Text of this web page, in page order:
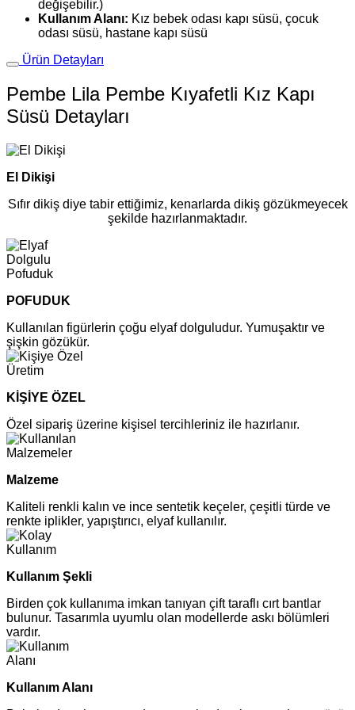
değişebilir.)
Kullanım Alanı: Kız bebek odası kapı süsü, çocuk
odası süsü, hastane kapı süsü
Ürün Detayları
Pembe Lila Pembe Kıyafetli Kız Kapı
Süsü Detayları
El Dikişi
Sıfır dikiş diye tabir ettiğimiz, kenarlarda dikiş gözükmeyecek
şekilde hazırlanmaktadır.
POFUDUK
Kullanılan figürlerin çoğu elyaf dolguludur. Yumuşaktır ve
şişkin gözükür.
KİŞİYE ÖZEL
Özel sipariş üzerine kişisel tercihleriniz ile hazırlanır.
Malzeme
Kaliteli renkli kalın ve ince sentetik keçeler, çeşitli türde ve
renkte iplikler, yapıştırıcı, elyaf kullanılır.
Kullanım Şekli
Birden çok kullanıma imkan tanıyan çift taraflı cırt bantlar
bulunur. Tasarımla uyumlu olan modellerde askı bölümleri
vardır.
Kullanım Alanı